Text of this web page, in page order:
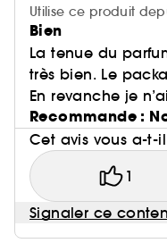
Utilise ce produit
Bien
La tenue du
très bien. Le
En revanche je
Recommande :
Cet avis vous a-t-
1
Signaler ce